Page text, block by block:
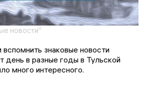
новости"
знаковые новости
день в разные годы в Тульской
много интересного.